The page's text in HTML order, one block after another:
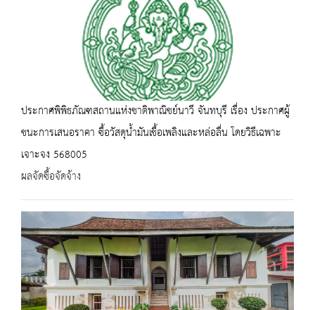
ประกาศพิพิธภัณฑสถานแห่งชาติพาณิชย์นาวี จันทบุรี เรื่อง ประกาศผู้
ชนะการเสนอราคา ซื้อวัสดุน้ำมันเชื้อเพลิงและหล่อลื่น โดยวิธีเฉพาะ
เจาะจง 568005
ผลจัดซื้อจัดจ้าง